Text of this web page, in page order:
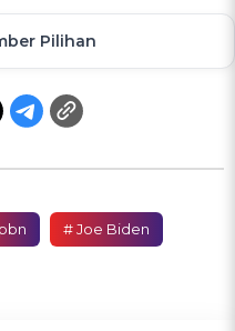
Pilihan
# Joe Biden